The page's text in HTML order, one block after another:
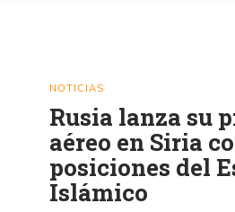
NOTICIAS
Rusia lanza su
aéreo en Siria
posiciones del
Islámico